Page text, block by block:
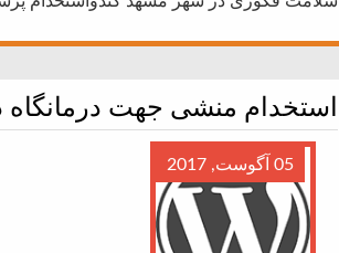
استخدام منشی جهت
05 آگوست, 2017